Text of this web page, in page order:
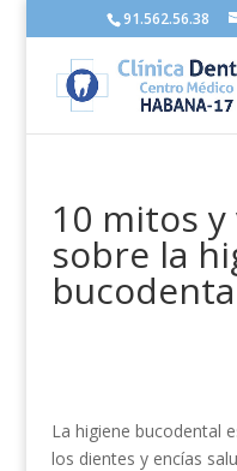
91.562.56.38
10 mitos
sobre la
La higiene bucodental
los dientes y encías